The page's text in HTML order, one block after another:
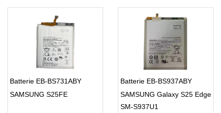
Batterie EB-BS731ABY
SAMSUNG S25FE
Batterie EB-BS937ABY
SAMSUNG Galaxy S25 Edge
SM-S937U1